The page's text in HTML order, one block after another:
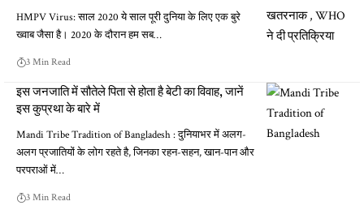
HMPV Virus: साल 2020 ये साल पूरी दुनिया के लिए एक बुरे
ख्वाब जैसा है। 2020 के दौरान हम सब…
3 Min Read
इस जनजाति में सौतेले पिता से होता है बेटी का विवाह, जानें
इस कुप्रथा के बारे में
Mandi Tribe Tradition of Bangladesh : दुनियाभर में अलग-
अलग प्रजातियों के लोग रहते है, जिनका रहन-सहन, खान-पान और
परपराओं में…
3 Min Read